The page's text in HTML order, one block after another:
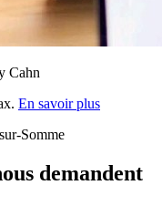
Cahn
En savoir plus
Somme
demandent